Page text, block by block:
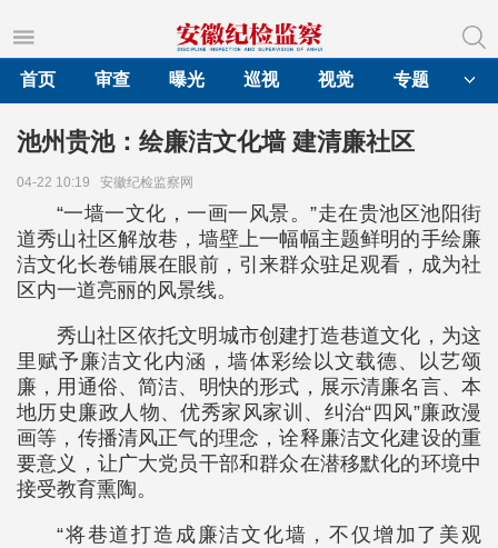
首页
审查 曝光 巡视 视觉 专题
池州贵池：绘廉洁文化墙 建清廉社区
04-22 10:19 安徽纪检监察网
“一墙一文化，一画一风景。”走在贵池区池阳街
道秀山社区解放巷，墙壁上一幅幅主题鲜明的手绘廉
洁文化长卷铺展在眼前，引来群众驻足观看，成为社
区内一道亮丽的风景线。
秀山社区依托文明城市创建打造巷道文化，为这
里赋予廉洁文化内涵，墙体彩绘以文载德、以艺颂
廉，用通俗、简洁、明快的形式，展示清廉名言、本
地历史廉政人物、优秀家风家训、纠治“四风”廉政漫
画等，传播清风正气的理念，诠释廉洁文化建设的重
要意义，让广大党员干部和群众在潜移默化的环境中
接受教育熏陶。
“将巷道打造成廉洁文化墙，不仅增加了美观